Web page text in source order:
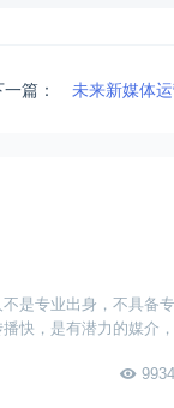
一篇： 未来新媒体
是专业出身，不具备
快，是有潜力的媒介
9934